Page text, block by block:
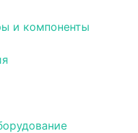
и компоненты